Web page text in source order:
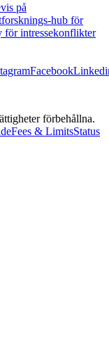
på
hub för
för intressekonflikter
Facebook
förbehållna.
Fees & LimitsStatus